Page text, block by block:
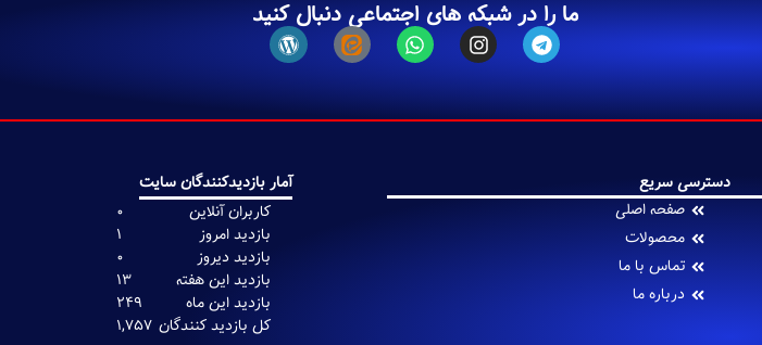
ما را در شبکه های اجتماعی دنبال کنید
دسترسی سریع
صفحه اصلی
محصولات
تماس با ما
درباره ما
آمار بازدیدکنندگان سایت
0
1
0
13
249
1,757